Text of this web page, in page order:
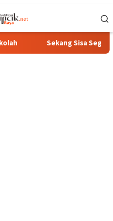
Sekang Sisa Sega